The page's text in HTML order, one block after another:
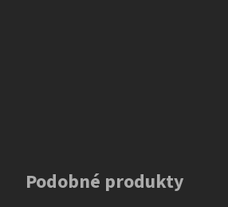
Podobné produkty